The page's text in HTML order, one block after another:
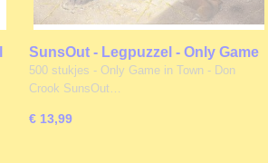
SunsOut - Legpuzzel - Only Game
in Town - 500 stukjes
500 stukjes - Only Game in Town - Don
Crook SunsOut…
€ 13,99